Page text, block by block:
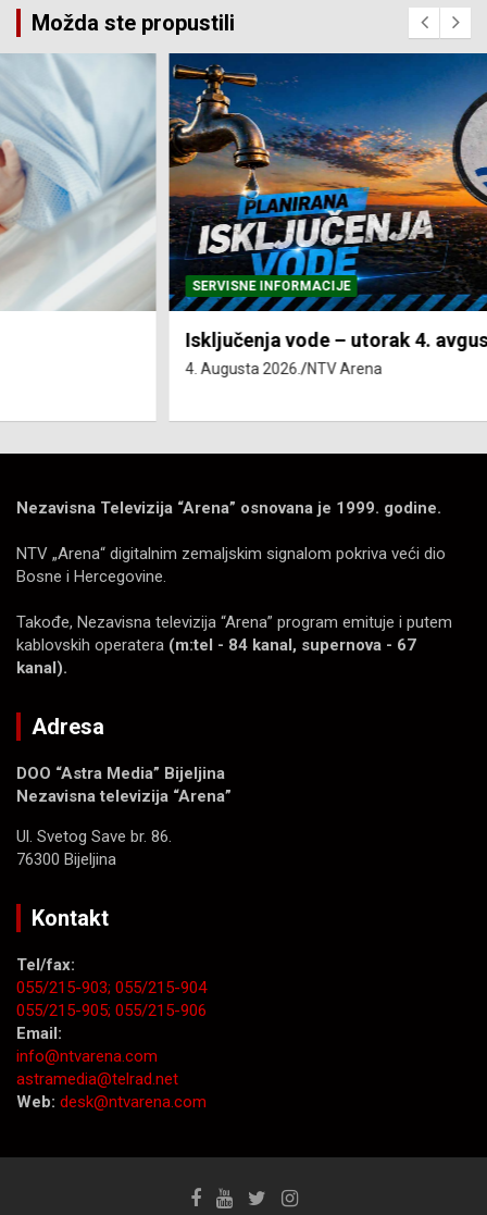
Možda ste propustili
SERVISNE INFORMACIJE
Isključenja vode – utorak 4. avgust
NTV Arena
Nezavisna Televizija “Arena” osnovana je 1999. godine.
NTV „Arena“ digitalnim zemaljskim signalom pokriva veći dio
Bosne i Hercegovine.
Takođe, Nezavisna televizija “Arena” program emituje i putem
kablovskih operatera (m:tel - 84 kanal, supernova - 67
kanal).
Adresa
DOO “Astra Media” Bijeljina
Nezavisna televizija “Arena”
Ul. Svetog Save br. 86.
76300 Bijeljina
Kontakt
Tel/fax:
055/215-903; 055/215-904
055/215-905; 055/215-906
Email:
info@ntvarena.com
astramedia@telrad.net
Web: desk@ntvarena.com